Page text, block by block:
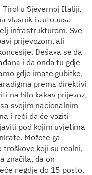
u Sjevernoj Italiji,
vlasnik i autobusa i
infrastrukturom. Sve
prijevozom, ali
Dešava se da
i da onda tu gdje
gdje imate gubitke,
prema direktivi
na bilo kakav prijevoz,
svojim nacionalnim
i reći da će voziti
pod kojim uvjetima
Možete ga
koji su realni,
značila, da on
negdje do 15 posto.